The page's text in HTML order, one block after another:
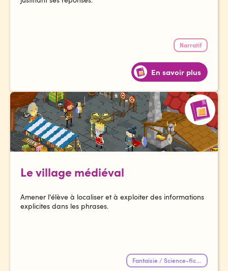
Narratif
En savoir plus
Le village médiéval
Amener l'élève à localiser et à exploiter des informations
explicites dans les phrases.
Fantaisie / Science-fiction